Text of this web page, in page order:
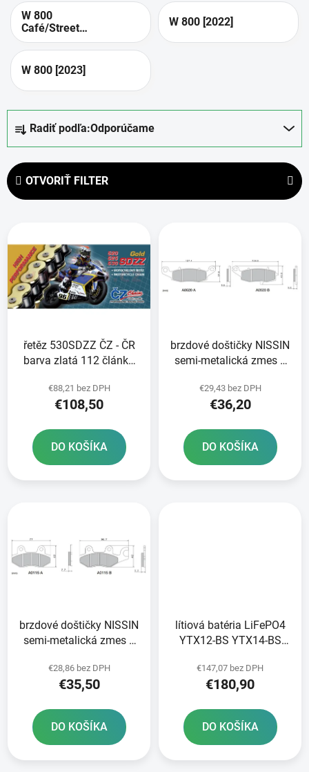
W 800
Café/Street
[2021]
W 800 [2022]
W 800 [2023]
e
n
p
o
d
Radiť podľa:Odporúčame
OTVORIŤ FILTER
ý
p
i
s
p
řetěz 530SDZZ ČZ - ČR
barva zlatá 112 článků
RIVET
€88,21 bez DPH
€108,50
DO KOŠÍKA
brzdové doštičky NISSIN
semi-metalická zmes 2
€29,43 bez DPH
€36,20
DO KOŠÍKA
brzdové doštičky NISSIN
semi-metalická zmes 2
€28,86 bez DPH
€35,50
DO KOŠÍKA
lítiová batéria LiFePO4
YTX12-BS YTX14-BS
FULBAT 12V 8Ah 480A
hmotnosť 1 20 kg
€147,07 bez DPH
€180,90
DO KOŠÍKA